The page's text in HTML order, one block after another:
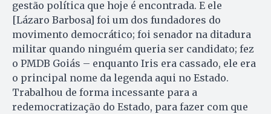
gestão política que hoje é encontrada. E ele
[Lázaro Barbosa] foi um dos fundadores do
movimento democrático; foi senador na ditadura
militar quando ninguém queria ser candidato; fez
o PMDB Goiás – enquanto Iris era cassado, ele era
o principal nome da legenda aqui no Estado.
Trabalhou de forma incessante para a
redemocratização do Estado, para fazer com que